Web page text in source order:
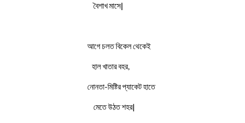
বৈশাখ মাসে|
আগে চলত বিকেল থেকেই
হাল খাতার বহর,
নোনতা-মিষ্টির প্যাকেট হাতে
মেতে উঠত শহর|